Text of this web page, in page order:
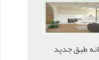
طبق جدید